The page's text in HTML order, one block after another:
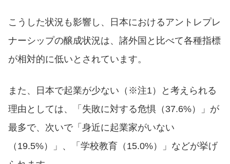
こうした状況も影響し、日本におけるアントレプレ
ナーシップの醸成状況は、諸外国と比べて各種指標
が相対的に低いとされています。
また、日本で起業が少ない（※注1）と考えられる
理由としては、「失敗に対する危惧（37.6%）」が
最多で、次いで「身近に起業家がいない
（19.5%）」、「学校教育（15.0%）」などが挙げ